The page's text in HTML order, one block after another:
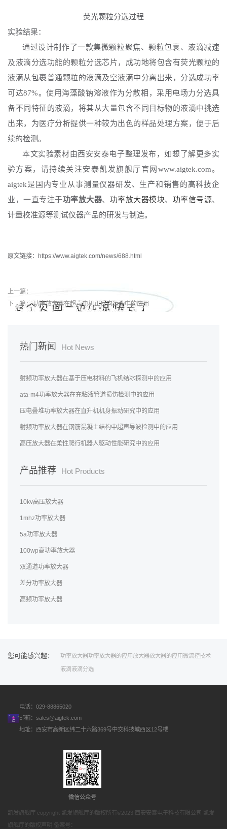
荧光颗粒分选过程
实验结果：
通过设计制作了一款集微颗粒聚焦、颗粒包裹、液滴减速
及液滴分选功能的颗粒分选芯片，成功地将包含有荧光颗粒的
液滴从包裹普通颗粒的液滴及空液滴中分离出来，分选成功率
可达87%。使用海藻酸钠溶液作为分散相，采用电场力分选具
备不同特征的液滴，将其从大量包含不同目标物的液滴中挑选
出来，为医疗分析提供一种较为出色的样品处理方案，便于后
续的检测。
本文实验素材由西安安泰电子整理发布，如想了解更多实
验方案，请持续关注安泰凯发旗舰厅官网 www.aigtek.com。
aigtek是国内专业从事测量仪器研发、生产和销售的高科技企
业，一直专注于功率放大器、 功率放大器模块、 功率信号源、
计量校准源等测试仪器产品的研发与制造。
原文链接：https://www.aigtek.com/news/688.html
上一篇：
下一篇：功率放大器在超声电机正反向运动中的应用
热门新闻 Hot News
射频功率放大器在基于压电材料的飞机结冰探测中的应用
ata-m4功率放大器在充粘液管道损伤检测中的应用
压电叠堆功率放大器在直升机机身振动研究中的应用
射频功率放大器在钢筋混凝土结构中超声导波检测中的应用
高压放大器在柔性爬行机器人驱动性能研究中的应用
产品推荐 Hot Products
10kv高压放大器
1mhz功率放大器
5a功率放大器
100wp高功率放大器
双通道功率放大器
差分功率放大器
高频功率放大器
您可能感兴趣： 功率放大器功率放大器的应用放大器放大器的应用微流控技术
液滴液滴分选
电话：029-88865020
邮箱： sales@aigtek.com
地址：西安市高新区纬二十六路369号中交科技城西区12号楼
微信公众号
凯发旗舰厅 copyright 凯发旗舰厅的版权所有©2023 西安安泰电子科技有限公司 凯发
旗舰厅的版权声明 备案号：